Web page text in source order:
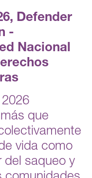
Defender
-
Nacional
que
vida como
del saqueo y